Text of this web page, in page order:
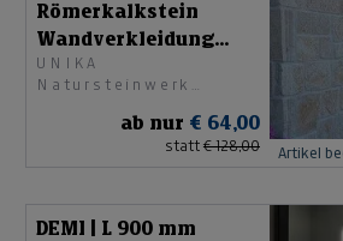
Römerkalkstein
Wandverkleidung
getrommelt €/m²
UNIKA
Natursteinwerk
ab nur € 64,00
statt € 128,00 Artikel
DEMI | L 900 mm